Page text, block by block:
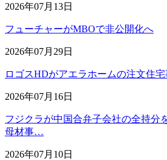
2026年07月13日
フューチャーがMBOで非公開化へ
2026年07月29日
ロゴスHDがアエラホームの注文住
2026年07月16日
フジクラが中国合弁子会社の全持
母材事…
2026年07月10日